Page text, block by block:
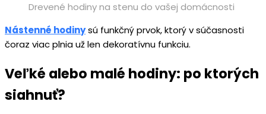
Drevené hodiny na stenu do vašej domácnosti
Nástenné hodinysú funkčný prvok, ktorý v súčasnosti
čoraz viac plnia už len dekoratívnu funkciu.
Veľké alebo malé hodiny: po ktorých
siahnuť?